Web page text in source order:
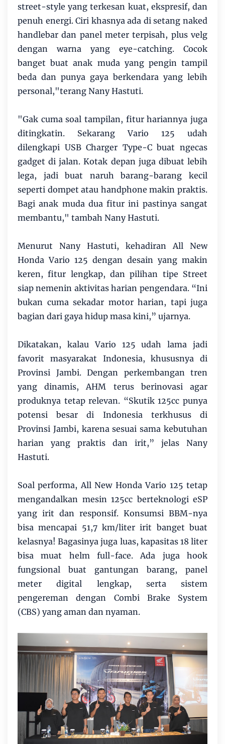
street-style yang terkesan kuat, ekspresif, dan
penuh energi. Ciri khasnya ada di setang naked
handlebar dan panel meter terpisah, plus velg
dengan warna yang eye-catching. Cocok
banget buat anak muda yang pengin tampil
beda dan punya gaya berkendara yang lebih
personal,"terang Nany Hastuti.
"Gak cuma soal tampilan, fitur hariannya juga
ditingkatin. Sekarang Vario 125 udah
dilengkapi USB Charger Type-C buat ngecas
gadget di jalan. Kotak depan juga dibuat lebih
lega, jadi buat naruh barang-barang kecil
seperti dompet atau handphone makin praktis.
Bagi anak muda dua fitur ini pastinya sangat
membantu," tambah Nany Hastuti.
Menurut Nany Hastuti, kehadiran All New
Honda Vario 125 dengan desain yang makin
keren, fitur lengkap, dan pilihan tipe Street
siap nemenin aktivitas harian pengendara. “Ini
bukan cuma sekadar motor harian, tapi juga
bagian dari gaya hidup masa kini,” ujarnya.
Dikatakan, kalau Vario 125 udah lama jadi
favorit masyarakat Indonesia, khususnya di
Provinsi Jambi. Dengan perkembangan tren
yang dinamis, AHM terus berinovasi agar
produknya tetap relevan. “Skutik 125cc punya
potensi besar di Indonesia terkhusus di
Provinsi Jambi, karena sesuai sama kebutuhan
harian yang praktis dan irit,” jelas Nany
Hastuti.
Soal performa, All New Honda Vario 125 tetap
mengandalkan mesin 125cc berteknologi eSP
yang irit dan responsif. Konsumsi BBM-nya
bisa mencapai 51,7 km/liter irit banget buat
kelasnya! Bagasinya juga luas, kapasitas 18 liter
bisa muat helm full-face. Ada juga hook
fungsional buat gantungan barang, panel
meter digital lengkap, serta sistem
pengereman dengan Combi Brake System
(CBS) yang aman dan nyaman.